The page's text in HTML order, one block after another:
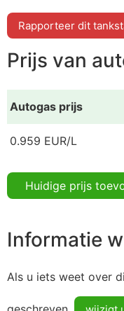
Rapporteer dit
Prijs van
Autogas prijs
0.959 EUR/L
Huidige prijs
Informatie
Als u iets weet over